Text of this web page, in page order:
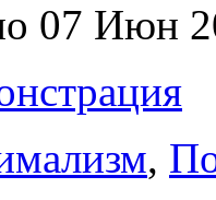
07 Июн
,